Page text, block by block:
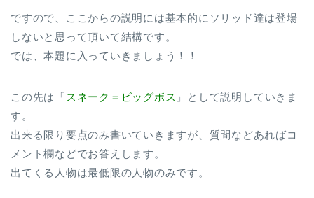
ですので、ここからの説明には基本的にソリッド達は登場
しないと思って頂いて結構です。
では、本題に入っていきましょう！！
この先は「 スネーク＝ビッグボス 」として説明していきま
す。
出来る限り要点のみ書いていきますが、質問などあればコ
メント欄などでお答えします。
出てくる人物は最低限の人物のみです。